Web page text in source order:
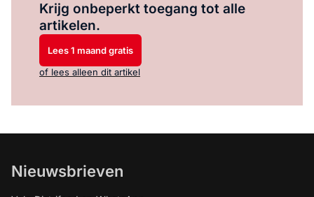
Krijg onbeperkt toegang tot alle
artikelen.
Lees 1 maand gratis
of lees alleen dit artikel
Nieuwsbrieven